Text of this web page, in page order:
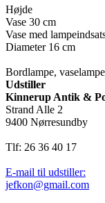
Højde
Vase 30 cm
Vase med
Diameter 16 cm
Bordlampe,
Udstiller
Kinnerup Antik &
Strand Alle 2
9400 Nørresundby
Tlf: 26 36 40 17
E-mail til udstiller:
jefkon@gmail.com